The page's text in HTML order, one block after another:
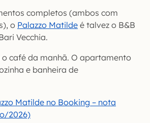
completos (ambos com
o Palazzo Matilde é talvez o B&B
Vecchia.
café da manhã. O apartamento
e banheira de
Matilde no Booking – nota
2026)